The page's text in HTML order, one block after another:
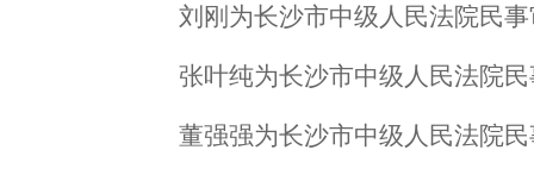
刘刚为长沙市中级人民法院民
张叶纯为长沙市中级人民法院
董强强为长沙市中级人民法院